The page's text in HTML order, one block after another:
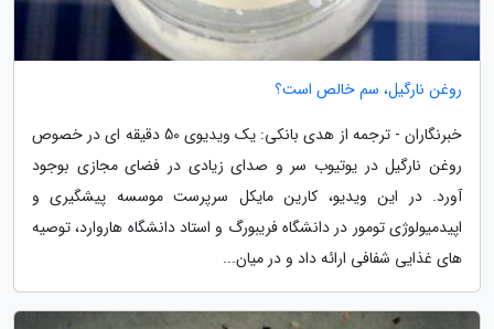
روغن نارگیل، سم خالص است؟
خبرنگاران - ترجمه از هدی بانکی: یک ویدیوی 50 دقیقه ای در خصوص
روغن نارگیل در یوتیوب سر و صدای زیادی در فضای مجازی بوجود
آورد. در این ویدیو، کارین مایکل سرپرست موسسه پیشگیری و
اپیدمیولوژی تومور در دانشگاه فریبورگ و استاد دانشگاه هاروارد، توصیه
های غذایی شفافی ارائه داد و در میان...